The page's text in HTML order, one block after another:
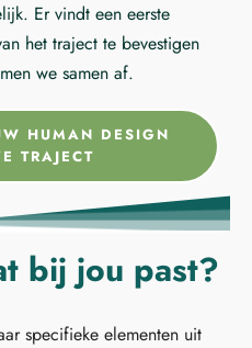
Er vindt een eerste
het traject te bevestigen
we samen af.
HUMAN DESIGN
TRAJECT
bij jou past?
specifieke elementen uit